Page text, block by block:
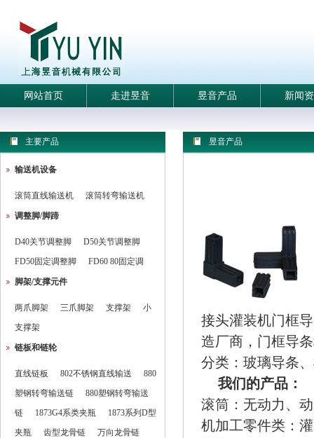
网站首页 走进昱音 昱音产品 新闻
主要产品
输送机设备
滚筒直线输送机 滚筒转弯输送机
调整脚/脚蹄
D40关节调整脚
D50关节调整脚
FD50固定调整脚
FD60 80固定调
脚架/支撑元件
两爪脚架 三爪脚架 支撑架
小
支撑架
链板和链轮
直线链板 802不锈钢直线输送
880
塑钢转弯输送链
880塑钢转弯输送
链
1873G4系类夹瓶
1873系列D型
夹瓶
齿型龙骨链
万向龙骨链
昱音产品
接头灌装机门框
造厂商，门框导
分类：玻璃导条
我们的产品：
滚筒：无动力、
机加工零件类：